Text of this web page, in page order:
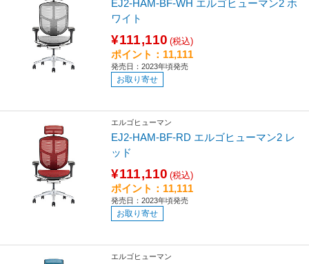
EJ2-HAM-BF-WH エルゴヒューマン2 ホ
ワイト
¥111,110 (税込)
ポイント：11,111
発売日：2023年頃発売
お取り寄せ
エルゴヒューマン
EJ2-HAM-BF-RD エルゴヒューマン2 レ
ッド
¥111,110 (税込)
ポイント：11,111
発売日：2023年頃発売
お取り寄せ
エルゴヒューマン